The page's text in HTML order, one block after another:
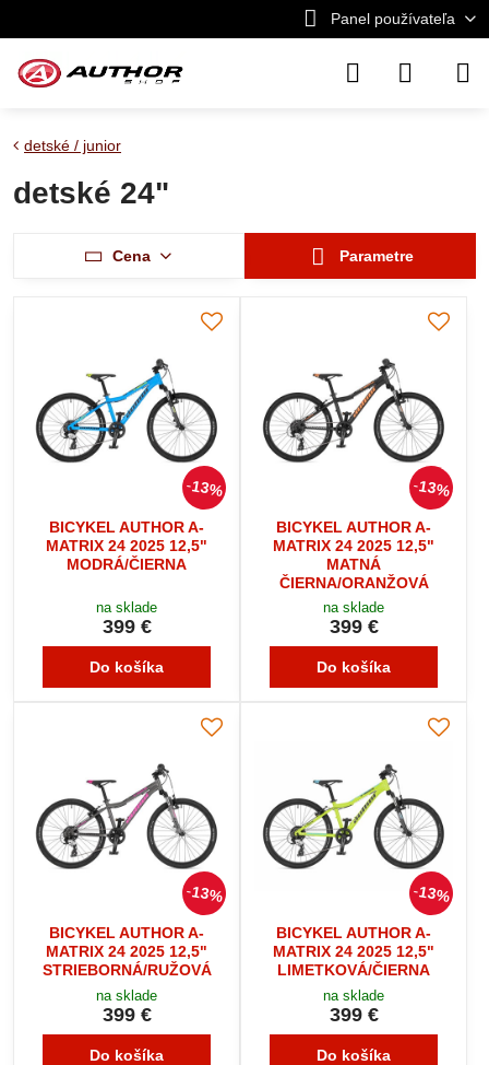
Panel používateľa
detské / junior
detské 24"
Cena Parametre
13%
BICYKEL AUTHOR A-
MATRIX 24 2025 12,5"
MODRÁ/ČIERNA
na sklade
399 €
Do košíka
13%
BICYKEL AUTHOR A-
MATRIX 24 2025 12,5"
MATNÁ
ČIERNA/ORANŽOVÁ
na sklade
399 €
Do košíka
13%
BICYKEL AUTHOR A-
MATRIX 24 2025 12,5"
STRIEBORNÁ/RUŽOVÁ
na sklade
399 €
Do košíka
13%
BICYKEL AUTHOR A-
MATRIX 24 2025 12,5"
LIMETKOVÁ/ČIERNA
na sklade
399 €
Do košíka